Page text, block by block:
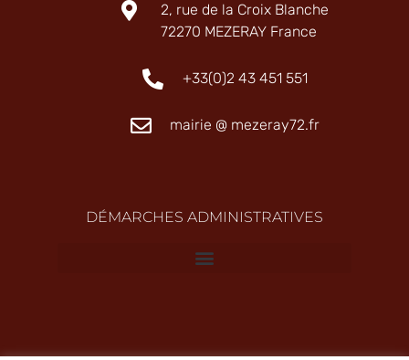
2, rue de la Croix Blanche
72270 MEZERAY France
+33(0)2 43 451 551
mairie @ mezeray72.fr
DÉMARCHES ADMINISTRATIVES